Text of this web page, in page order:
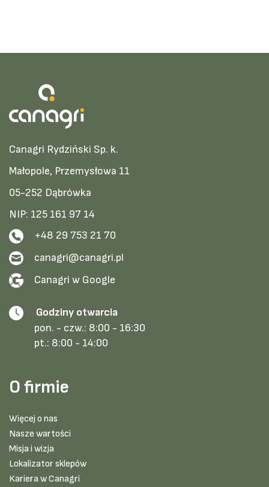
Canagri Rydziński Sp. k.
Małopole, Przemysłowa 11
05-252 Dąbrówka
NIP: 125 161 97 14
+48 29 753 21 70
canagri@canagri.pl
Canagri w Google
Godziny otwarcia
pon. - czw.: 8:00 - 16:30
pt.: 8:00 - 14:00
O firmie
Więcej o nas
Nasze wartości
Misja i wizja
Lokalizator sklepów
Kariera w Canagri